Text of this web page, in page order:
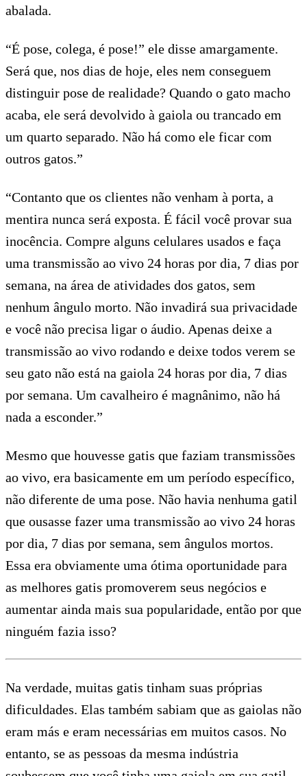
abalada.
“É pose, colega, é pose!” ele disse amargamente.
Será que, nos dias de hoje, eles nem conseguem
distinguir pose de realidade? Quando o gato macho
acaba, ele será devolvido à gaiola ou trancado em
um quarto separado. Não há como ele ficar com
outros gatos.”
“Contanto que os clientes não venham à porta, a
mentira nunca será exposta. É fácil você provar sua
inocência. Compre alguns celulares usados e faça
uma transmissão ao vivo 24 horas por dia, 7 dias por
semana, na área de atividades dos gatos, sem
nenhum ângulo morto. Não invadirá sua privacidade
e você não precisa ligar o áudio. Apenas deixe a
transmissão ao vivo rodando e deixe todos verem se
seu gato não está na gaiola 24 horas por dia, 7 dias
por semana. Um cavalheiro é magnânimo, não há
nada a esconder.”
Mesmo que houvesse gatis que faziam transmissões
ao vivo, era basicamente em um período específico,
não diferente de uma pose. Não havia nenhuma gatil
que ousasse fazer uma transmissão ao vivo 24 horas
por dia, 7 dias por semana, sem ângulos mortos.
Essa era obviamente uma ótima oportunidade para
as melhores gatis promoverem seus negócios e
aumentar ainda mais sua popularidade, então por que
ninguém fazia isso?
Na verdade, muitas gatis tinham suas próprias
dificuldades. Elas também sabiam que as gaiolas não
eram más e eram necessárias em muitos casos. No
entanto, se as pessoas da mesma indústria